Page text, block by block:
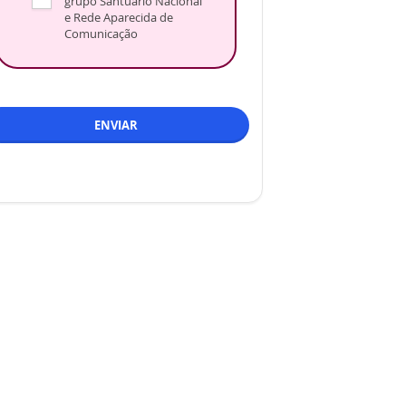
e Rede Aparecida de
Comunicação
ENVIAR